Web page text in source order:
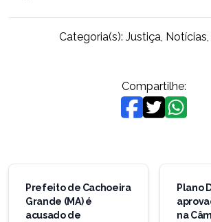
Categoria(s): Justiça, Notícias,
Compartilhe:
Navegação
Post
Prefeito de Cachoeira
Grande (MA) é
acusado de
Plano
na